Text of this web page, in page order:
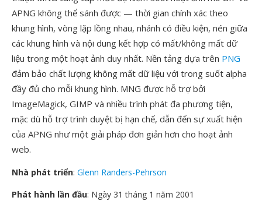
APNG không thể sánh được — thời gian chính xác theo
khung hình, vòng lặp lồng nhau, nhánh có điều kiện, nén giữa
các khung hình và nội dung kết hợp có mất/không mất dữ
liệu trong một hoạt ảnh duy nhất. Nền tảng dựa trên PNG
đảm bảo chất lượng không mất dữ liệu với trong suốt alpha
đầy đủ cho mỗi khung hình. MNG được hỗ trợ bởi
ImageMagick, GIMP và nhiều trình phát đa phương tiện,
mặc dù hỗ trợ trình duyệt bị hạn chế, dẫn đến sự xuất hiện
của APNG như một giải pháp đơn giản hơn cho hoạt ảnh
web.
Nhà phát triển: Glenn Randers-Pehrson
Phát hành lần đầu: Ngày 31 tháng 1 năm 2001